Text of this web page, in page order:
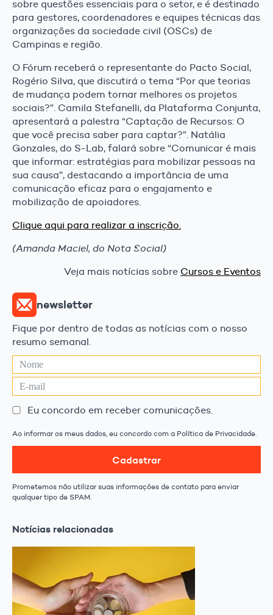
sobre questões essenciais para o setor, e é destinado
para gestores, coordenadores e equipes técnicas das
organizações da sociedade civil (OSCs) de
Campinas e região.
O Fórum receberá o representante do Pacto Social,
Rogério Silva, que discutirá o tema “Por que teorias
de mudança podem tornar melhores os projetos
sociais?”. Camila Stefanelli, da Plataforma Conjunta,
apresentará a palestra “Captação de Recursos: O
que você precisa saber para captar?”. Natália
Gonzales, do S-Lab, falará sobre “Comunicar é mais
que informar: estratégias para mobilizar pessoas na
sua causa”, destacando a importância de uma
comunicação eficaz para o engajamento e
mobilização de apoiadores.
Clique aqui para realizar a inscrição.
(Amanda Maciel, do Nota Social)
Veja mais notícias sobre Cursos e Eventos
newsletter
Fique por dentro de todas as notícias com o nosso
resumo semanal.
Eu concordo em receber comunicações.
Ao informar os meus dados, eu concordo com a Política de Privacidade.
Cadastrar
Prometemos não utilizar suas informações de contato para enviar
qualquer tipo de SPAM.
Notícias relacionadas